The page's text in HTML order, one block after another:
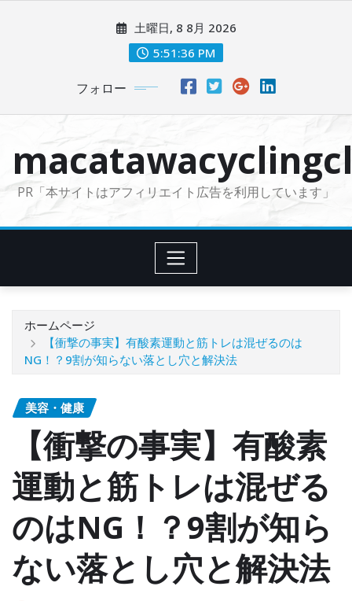
に
土曜日, 8 8月 2026
5:51:38 PM
フォロー
PR「本サイトはアフィリエイト広告を利用しています」
ホームページ
【衝撃の事実】有酸素運動と筋トレは混ぜるのは
NG！？9割が知らない落とし穴と解決法
美容・健康
【衝撃の事実】有酸素
運動と筋トレは混ぜる
のはNG！？9割が知ら
ない落とし穴と解決法